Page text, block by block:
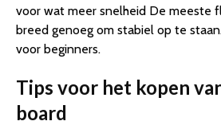
voor wat meer snelheid De meeste
breed genoeg om stabiel op te
voor beginners.
Tips voor het kopen
board